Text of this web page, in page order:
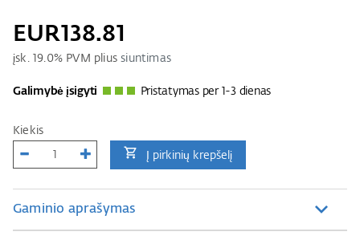
EUR138.81
įsk. 19.0% PVM pliussiuntimas
Galimybė įsigyti Pristatymas per 1-3 dienas
Kiekis
Į pirkinių krepšelį
Gaminio aprašymas